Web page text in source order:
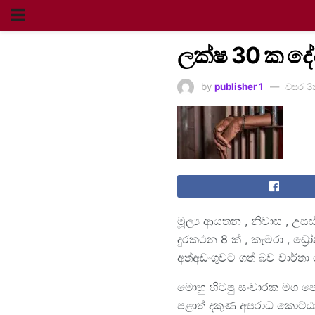
ලක්ෂ 30 ක
by publisher 1 වසර
මූල්‍ය ආයතන , නිවාස ,
දුරකථන 8 ක් , කැමරා ,
අත්අඩංගුවට ගත් බව වාර්තා
මොහු හිටපු සංචාරක මග
පළාත් දකුණ අපරාධ